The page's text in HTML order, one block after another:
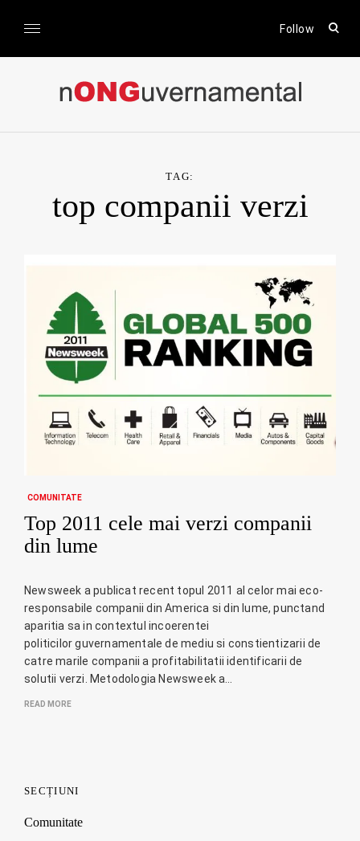
Follow
open
form
nONGuvernamental
TAG:
top companii verzi
COMUNITATE
Top 2011 cele mai verzi companii
din lume
Newsweek a publicat recent topul 2011 al celor mai eco-
responsabile companii din America si din lume, punctand
aparitia sa in contextul incoerentei
politicilor guvernamentale de mediu si constientizarii de
catre marile companii a profitabilitatii identificarii de
solutii verzi. Metodologia Newsweek a…
READ MORE
SECȚIUNI
Comunitate